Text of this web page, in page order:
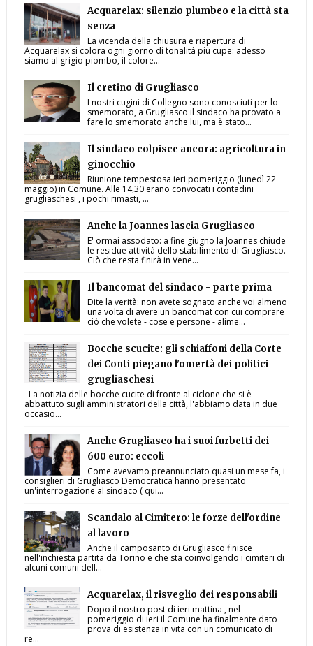
Acquarelax: silenzio plumbeo e la città sta
senza
La vicenda della chiusura e riapertura di
Acquarelax si colora ogni giorno di tonalità più cupe: adesso
siamo al grigio piombo, il colore...
Il cretino di Grugliasco
I nostri cugini di Collegno sono conosciuti per lo
smemorato, a Grugliasco il sindaco ha provato a
fare lo smemorato anche lui, ma è stato...
Il sindaco colpisce ancora: agricoltura in
ginocchio
Riunione tempestosa ieri pomeriggio (lunedì 22
maggio) in Comune. Alle 14,30 erano convocati i contadini
grugliaschesi , i pochi rimasti, ...
Anche la Joannes lascia Grugliasco
E' ormai assodato: a fine giugno la Joannes chiude
le residue attività dello stabilimento di Grugliasco.
Ciò che resta finirà in Vene...
Il bancomat del sindaco - parte prima
Dite la verità: non avete sognato anche voi almeno
una volta di avere un bancomat con cui comprare
ciò che volete - cose e persone - alime...
Bocche scucite: gli schiaffoni della Corte
dei Conti piegano l'omertà dei politici
grugliaschesi
La notizia delle bocche cucite di fronte al ciclone che si è
abbattuto sugli amministratori della città, l'abbiamo data in due
occasio...
Anche Grugliasco ha i suoi furbetti dei
600 euro: eccoli
Come avevamo preannunciato quasi un mese fa, i
consiglieri di Grugliasco Democratica hanno presentato
un'interrogazione al sindaco ( qui...
Scandalo al Cimitero: le forze dell'ordine
al lavoro
Anche il camposanto di Grugliasco finisce
nell'inchiesta partita da Torino e che sta coinvolgendo i cimiteri di
alcuni comuni dell...
Acquarelax, il risveglio dei responsabili
Dopo il nostro post di ieri mattina , nel
pomeriggio di ieri il Comune ha finalmente dato
prova di esistenza in vita con un comunicato di
re...